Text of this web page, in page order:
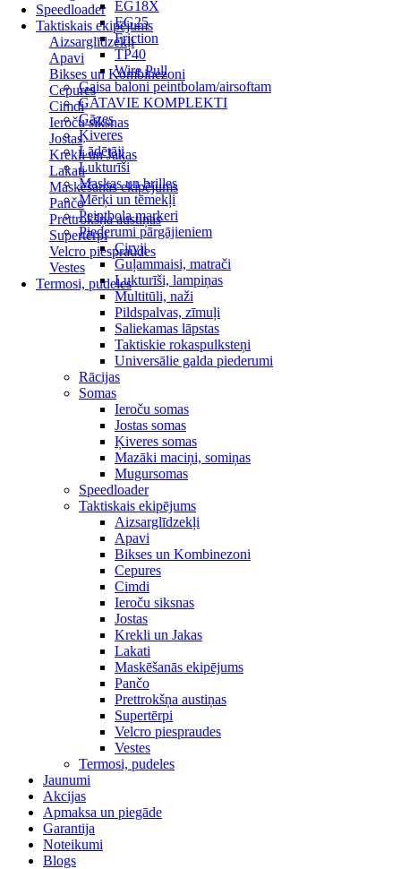
Speedloader
Taktiskais ekipējums
Aizsarglīdzekļi
Apavi
Bikses un Kombinezoni
Cepures
Cimdi
Ieroču siksnas
Jostas
Krekli un Jakas
Lakati
Maskēšanās ekipējums
Pančo
Prettrokšņa austiņas
Supertērpi
Velcro piespraudes
Vestes
Termosi, pudeles
EG18X
EG25
Friction
TP40
Wire Pull
Gaisa baloni peintbolam/airsoftam
GATAVIE KOMPLEKTI
Gāzes
Ķiveres
Lādētāji
Lukturīši
Maskas un brilles
Mērķi un tēmekļi
Peintbola markeri
Piederumi pārgājieniem
Cirvji
Guļammaisi, matrači
Lukturīši, lampiņas
Multitūli, naži
Pildspalvas, zīmuļi
Saliekamas lāpstas
Taktiskie rokaspulksteņi
Universālie galda piederumi
Rācijas
Somas
Ieroču somas
Jostas somas
Ķiveres somas
Mazāki maciņi, somiņas
Mugursomas
Speedloader
Taktiskais ekipējums
Aizsarglīdzekļi
Apavi
Bikses un Kombinezoni
Cepures
Cimdi
Ieroču siksnas
Jostas
Krekli un Jakas
Lakati
Maskēšanās ekipējums
Pančo
Prettrokšņa austiņas
Supertērpi
Velcro piespraudes
Vestes
Termosi, pudeles
Jaunumi
Akcijas
Apmaksa un piegāde
Garantija
Noteikumi
Blogs